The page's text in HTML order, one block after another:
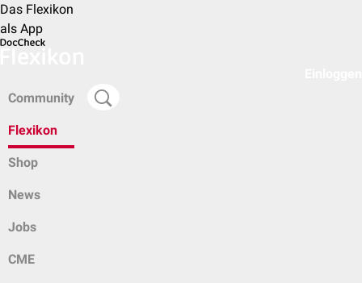
Das Flexikon
als App
Community
Flexikon
Shop
News
Jobs
CME